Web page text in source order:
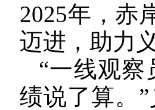
2025年，赤
迈进，助力
“一线观
绩说了算。